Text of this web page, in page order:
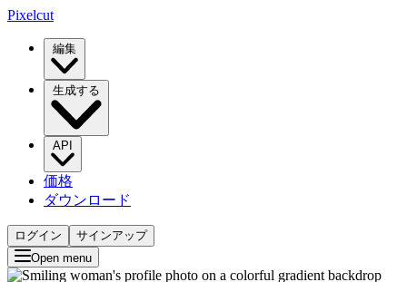
Pixelcut
編集
生成する
API
価格
ダウンロード
ログイン
サインアップ
Open menu